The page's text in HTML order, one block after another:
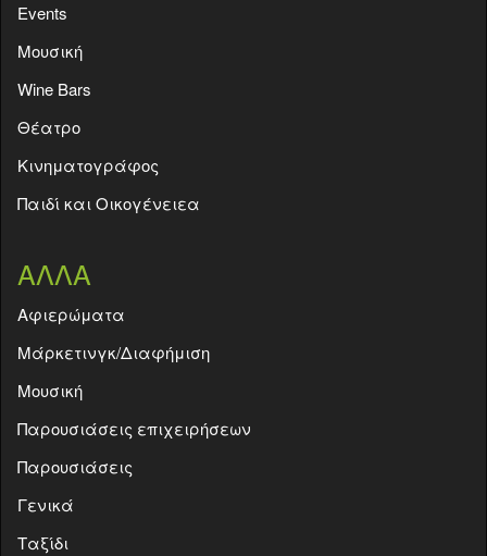
Events
Moυσική
Wine Bars
Θέατρο
Κινηματογράφος
Παιδί και Οικογένειεα
ΑΛΛΑ
Aφιερώματα
Μάρκετινγκ/Διαφήμιση
Μουσική
Παρουσιάσεις επιχειρήσεων
Παρουσιάσεις
Γενικά
Ταξίδι